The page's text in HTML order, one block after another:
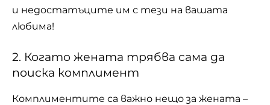
и недостатъците им с тези на вашата
любима!
2. Когато жената трябва сама да
поиска комплимент
Комплиментите са важно нещо за жената –